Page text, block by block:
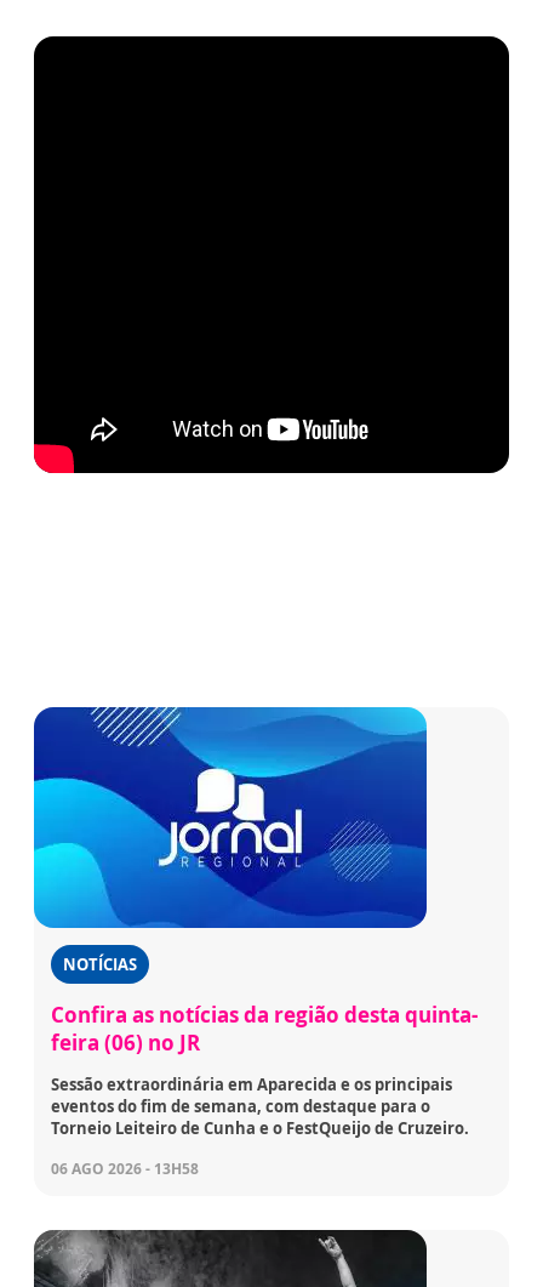
NOTÍCIAS
Confira as notícias da região desta quinta-
feira (06) no JR
Sessão extraordinária em Aparecida e os principais
eventos do fim de semana, com destaque para o
Torneio Leiteiro de Cunha e o FestQueijo de Cruzeiro.
06 AGO 2026 - 13H58